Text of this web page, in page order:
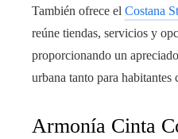
También ofrece el Costana
reúne tiendas, servicios y
proporcionando un
urbana tanto para habitantes
Armonía Cinta